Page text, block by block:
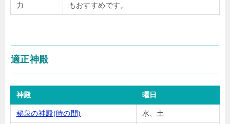
力
もおすすめです。
適正神殿
神殿 曜日
秘泉の神殿(時の間) 水、土